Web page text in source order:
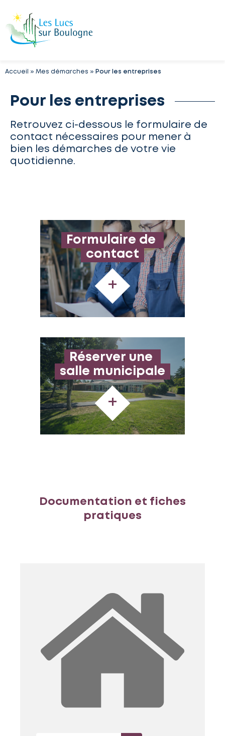
Accueil » Mes démarches » Pour les entreprises
Pour les entreprises
Retrouvez ci-dessous le formulaire de
contact nécessaires pour mener à
bien les démarches de votre vie
quotidienne.
Formulaire de
contact
+
Réserver une
salle municipale
+
Documentation et fiches
pratiques